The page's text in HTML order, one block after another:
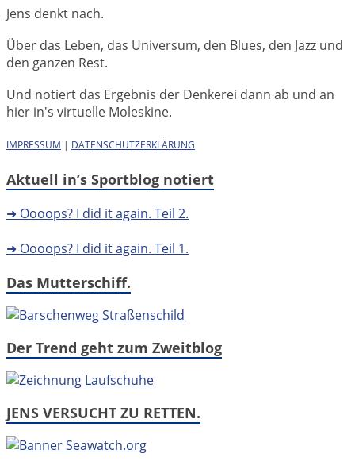
Jens denkt nach.
Über das Leben, das Universum, den Blues, den Jazz und
den ganzen Rest.
Und notiert das Ergebnis der Denkerei dann ab und an
hier in's virtuelle Moleskine.
IMPRESSUM | DATENSCHUTZERKLÄRUNG
Aktuell in’s Sportblog notiert
➜ Oooops? I did it again. Teil 2.
➜ Oooops? I did it again. Teil 1.
Das Mutterschiff.
Der Trend geht zum Zweitblog
JENS VERSUCHT ZU RETTEN.